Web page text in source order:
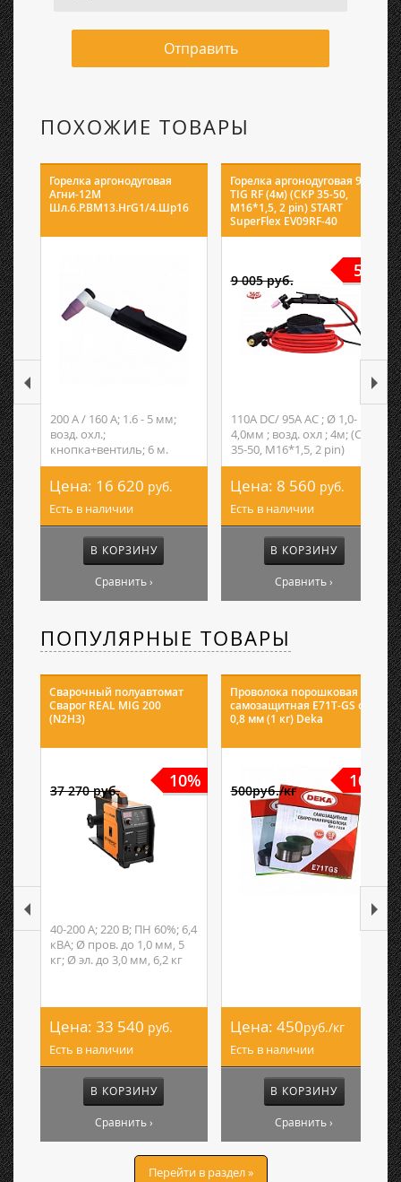
Отправить
ПОХОЖИЕ ТОВАРЫ
Горелка аргонодуговая
Агни-12М
Шл.6.Р.ВМ13.НгG1/4.Шр16
200 А / 160 А; 1.6 - 5 мм;
возд. охл.;
кнопка+вентиль; 6 м.
Цена: 16 620 руб.
Есть в наличии
В КОРЗИНУ
Сравнить ›
Горелка аргонодуговая 9
TIG RF (4м) (СКР 35-50,
M16*1,5, 2 pin) START
SuperFlex EV09RF-40
5%
9 005 руб.
110А DC/ 95А AC ; Ø 1,0-
4,0мм ; возд. охл ; 4м; (СКР
35-50, M16*1,5, 2 pin)
Цена: 8 560 руб.
Есть в наличии
В КОРЗИНУ
Сравнить ›
ПОПУЛЯРНЫЕ ТОВАРЫ
Сварочный полуавтомат
Сварог REAL MIG 200
(N2H3)
10%
37 270 руб.
40-200 А; 220 В; ПН 60%; 6,4
кВА; Ø пров. до 1,0 мм, 5
кг; Ø эл. до 3,0 мм, 6,2 кг
Цена: 33 540 руб.
Есть в наличии
В КОРЗИНУ
Сравнить ›
Проволока порошковая
самозащитная E71T-GS ф
0,8 мм (1 кг) Deka
10%
500руб./кг
Цена: 450руб./кг
Есть в наличии
В КОРЗИНУ
Сравнить ›
Перейти в раздел »